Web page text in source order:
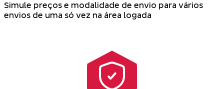
Simule preços e modalidade de envio para vários
envios de uma só vez na área logada